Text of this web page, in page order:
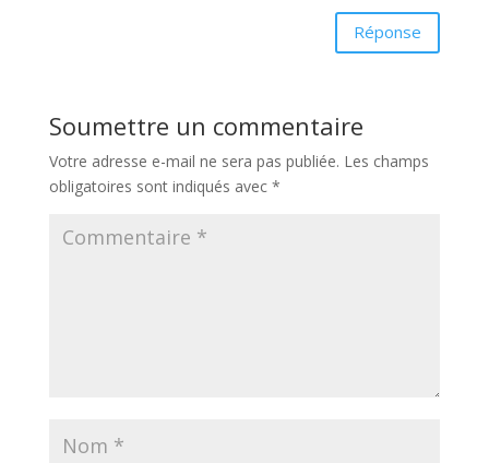
Réponse
Soumettre un commentaire
Votre adresse e-mail ne sera pas publiée. Les champs
obligatoires sont indiqués avec *